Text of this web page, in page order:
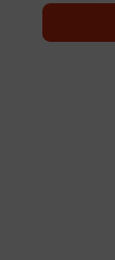
ムで開催されて
なじみのある市